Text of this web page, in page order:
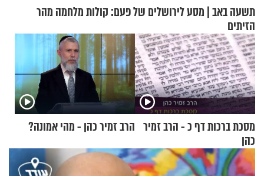
תשעה באב | מסע לירושלים של פעם: קולות מלחמה מהר
הזיתים
מסכת ברכות דף כ - הרב זמיר
כהן
הרב זמיר כהן - מהי אמונה?